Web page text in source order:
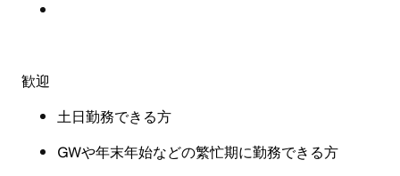
歓迎
土日勤務できる方
GWや年末年始などの繁忙期に勤務できる方